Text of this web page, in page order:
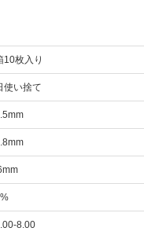
10枚入り
使い捨て
8.00